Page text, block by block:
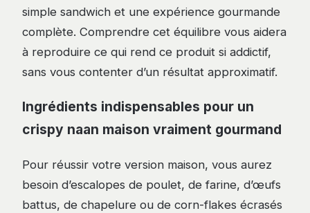
simple sandwich et une expérience gourmande
complète. Comprendre cet équilibre vous aidera
à reproduire ce qui rend ce produit si addictif,
sans vous contenter d’un résultat approximatif.
Ingrédients indispensables pour un
crispy naan maison vraiment gourmand
Pour réussir votre version maison, vous aurez
besoin d’escalopes de poulet, de farine, d’œufs
battus, de chapelure ou de corn-flakes écrasés